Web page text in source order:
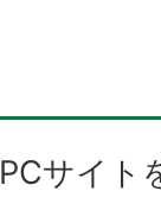
PCサイト